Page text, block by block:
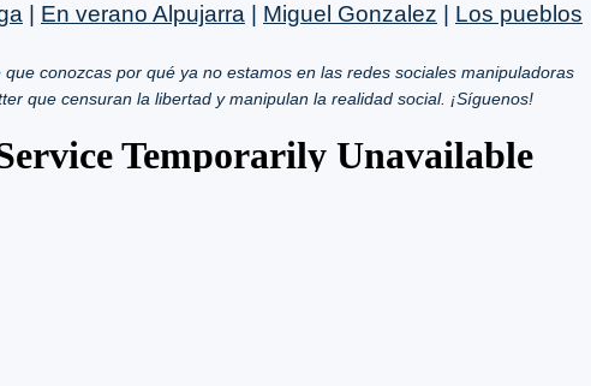
En verano Alpujarra Miguel Gonzalez Los pueblos
que conozcas por qué ya no estamos en las redes sociales manipuladoras
que censuran la libertad y manipulan la realidad social. ¡Síguenos!